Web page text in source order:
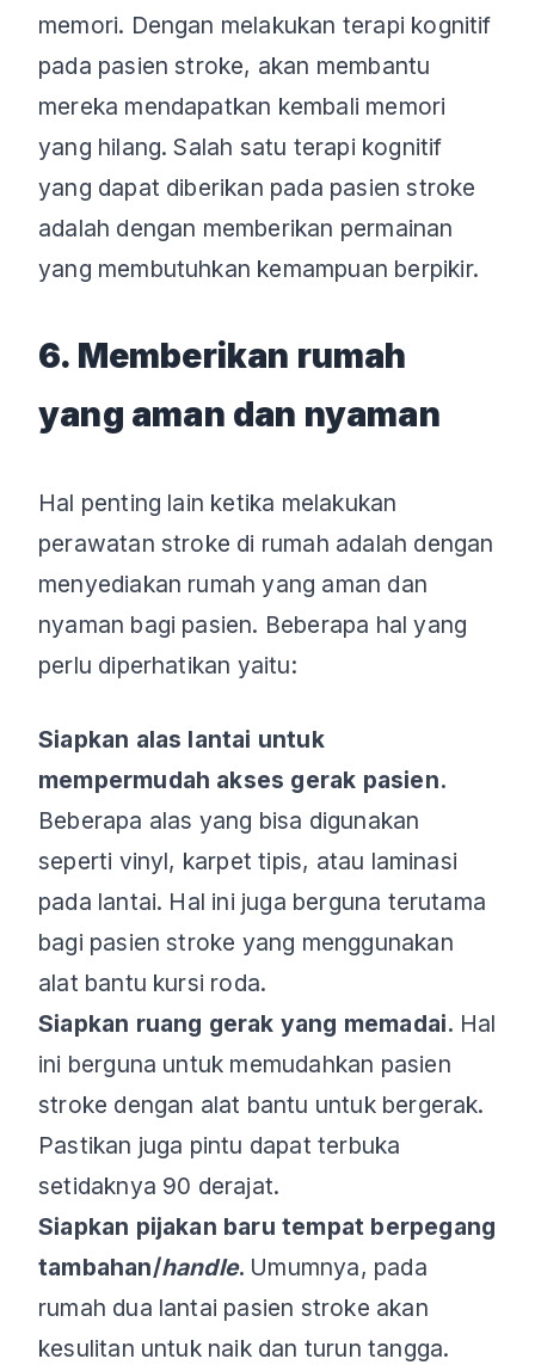
memori. Dengan melakukan terapi kognitif
pada pasien stroke, akan membantu
mereka mendapatkan kembali memori
yang hilang. Salah satu terapi kognitif
yang dapat diberikan pada pasien stroke
adalah dengan memberikan permainan
yang membutuhkan kemampuan berpikir.
6. Memberikan rumah
yang aman dan nyaman
Hal penting lain ketika melakukan
perawatan stroke di rumah adalah dengan
menyediakan rumah yang aman dan
nyaman bagi pasien. Beberapa hal yang
perlu diperhatikan yaitu:
Siapkan alas lantai untuk
mempermudah akses gerak pasien.
Beberapa alas yang bisa digunakan
seperti vinyl, karpet tipis, atau laminasi
pada lantai. Hal ini juga berguna terutama
bagi pasien stroke yang menggunakan
alat bantu kursi roda.
Siapkan ruang gerak yang memadai. Hal
ini berguna untuk memudahkan pasien
stroke dengan alat bantu untuk bergerak.
Pastikan juga pintu dapat terbuka
setidaknya 90 derajat.
Siapkan pijakan baru tempat berpegang
tambahan/handle. Umumnya, pada
rumah dua lantai pasien stroke akan
kesulitan untuk naik dan turun tangga.